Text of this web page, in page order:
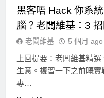
黑客唔 Hack 你系
腦？老闆維基：3
老闆維基 5 個月 ago
上回提要：老闆維基精
生意。複習一下之前嘅
專…